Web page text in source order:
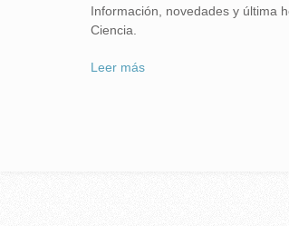
Información, novedades y última
Ciencia.
Leer más